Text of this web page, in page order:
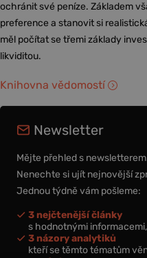
ochránit své peníze. Základem
preference a stanovit si
měl počítat se třemi základy
likviditou.
Knihovna vědomostí
Newsletter
Mějte přehled s
Nenechte si ujít nejnovější
Jednou týdně vám pošleme:
3 nejčtenější články
s hodnotnými informacemi,
3 názory analytiků
kteří se těmto tématům